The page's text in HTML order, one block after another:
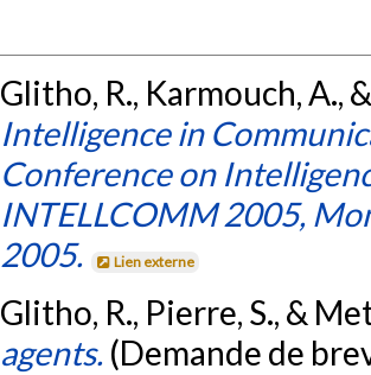
Glitho, R., Karmouch, A.,
Intelligence in
Conference on
INTELLCOMM 2005,
2005.
Lien externe
Glitho, R., Pierre, S., &
agents. (Demande de